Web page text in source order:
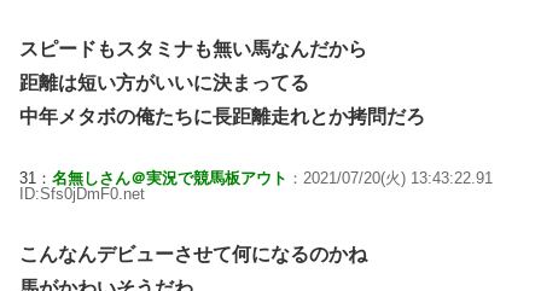
スピードもスタミナも無い馬なんだから
距離は短い方がいいに決まってる
中年メタボの俺たちに長距離走れとか拷問だろ
31： 名無しさん＠実況で競馬板アウト ：2021/07/20(火) 13:43:22.91
ID:Sfs0jDmF0.net
こんなんデビューさせて何になるのかね